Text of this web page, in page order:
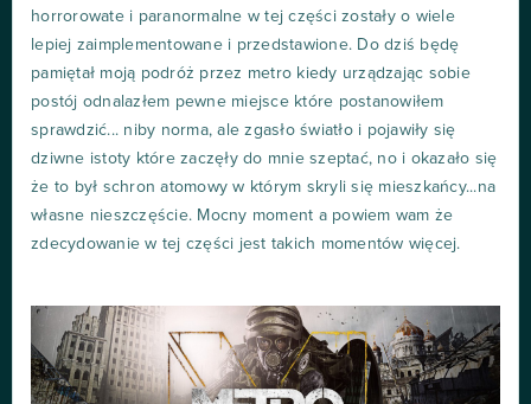
horrorowate i paranormalne w tej części zostały o wiele
lepiej zaimplementowane i przedstawione. Do dziś będę
pamiętał moją podróż przez metro kiedy urządzając sobie
postój odnalazłem pewne miejsce które postanowiłem
sprawdzić... niby norma, ale zgasło światło i pojawiły się
dziwne istoty które zaczęły do mnie szeptać, no i okazało się
że to był schron atomowy w którym skryli się mieszkańcy...na
własne nieszczęście. Mocny moment a powiem wam że
zdecydowanie w tej części jest takich momentów więcej.